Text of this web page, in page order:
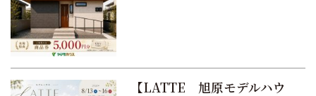
【LATTE 旭原モデルハウ